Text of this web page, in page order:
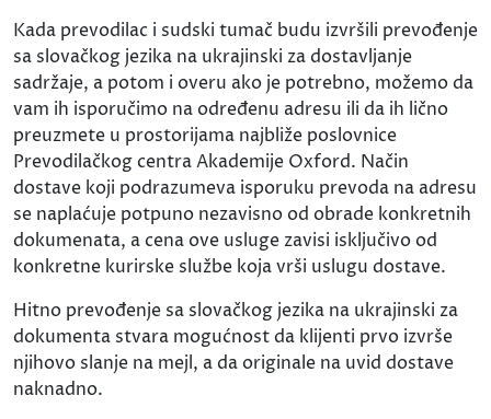
Kada prevodilac i sudski tumač budu izvršili prevođenje
sa slovačkog jezika na ukrajinski za dostavljanje
sadržaje, a potom i overu ako je potrebno, možemo da
vam ih isporučimo na određenu adresu ili da ih lično
preuzmete u prostorijama najbliže poslovnice
Prevodilačkog centra Akademije Oxford. Način
dostave koji podrazumeva isporuku prevoda na adresu
se naplaćuje potpuno nezavisno od obrade konkretnih
dokumenata, a cena ove usluge zavisi isključivo od
konkretne kurirske službe koja vrši uslugu dostave.
Hitno prevođenje sa slovačkog jezika na ukrajinski za
dokumenta stvara mogućnost da klijenti prvo izvrše
njihovo slanje na mejl, a da originale na uvid dostave
naknadno.